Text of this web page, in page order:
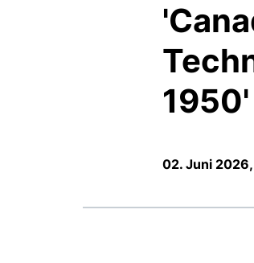
1950'
02. Juni